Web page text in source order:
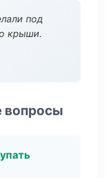
под
крыши.
вопросы